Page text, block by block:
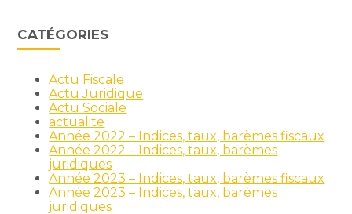
CATÉGORIES
Actu Fiscale
Actu Juridique
Actu Sociale
actualite
Année 2022 – Indices, taux, barèmes fiscaux
Année 2022 – Indices, taux, barèmes
juridiques
Année 2023 – Indices, taux, barèmes fiscaux
Année 2023 – Indices, taux, barèmes
juridiques